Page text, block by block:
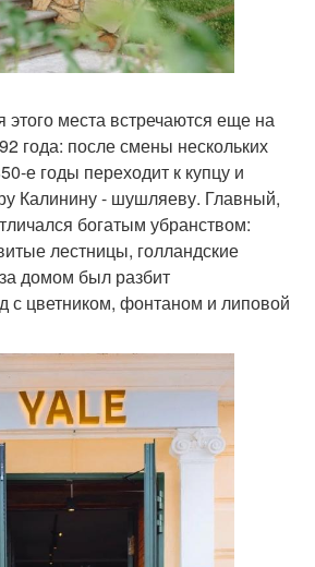
места встречаются еще на
года: после смены нескольких
е годы переходит к купцу и
Калинину - шушляеву. Главный,
богатым убранством:
лестницы, голландские
домом был разбит
с цветником, фонтаном и липовой